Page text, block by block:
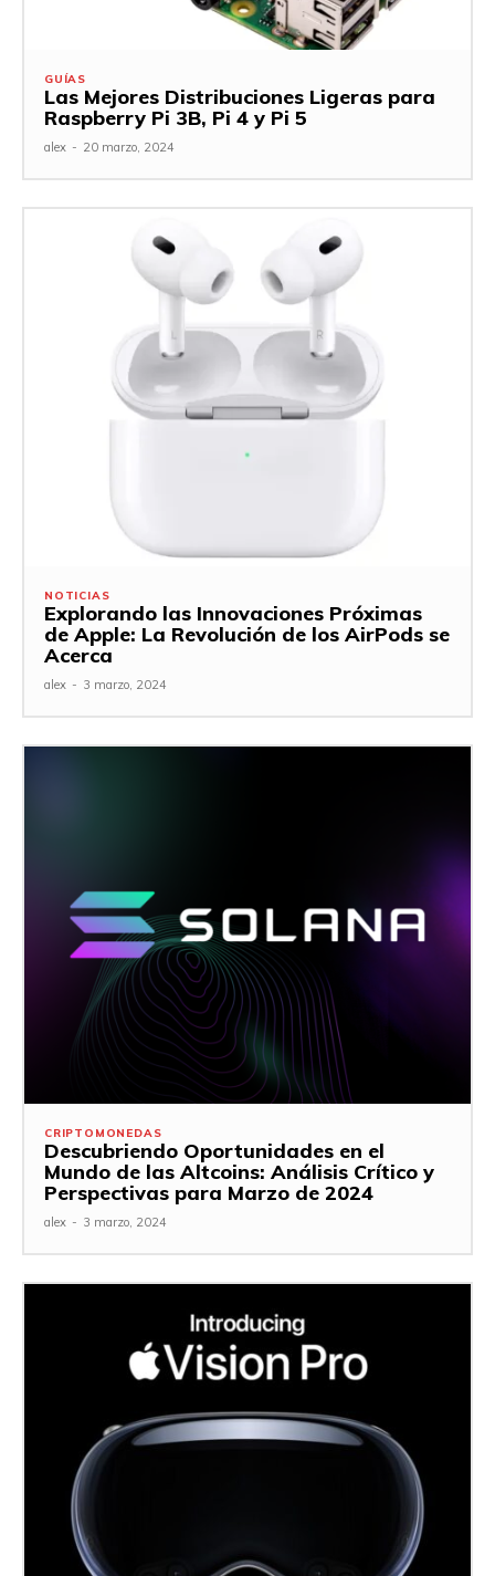
GUÍAS
Las Mejores Distribuciones Ligeras para
Raspberry Pi 3B, Pi 4 y Pi 5
alex - 20 marzo, 2024
NOTICIAS
Explorando las Innovaciones Próximas
de Apple: La Revolución de los AirPods se
Acerca
alex - 3 marzo, 2024
CRIPTOMONEDAS
Descubriendo Oportunidades en el
Mundo de las Altcoins: Análisis Crítico y
Perspectivas para Marzo de 2024
alex - 3 marzo, 2024